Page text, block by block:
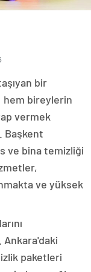
bir
hem bireylerin
vermek
Başkent
ve bina temizliği
ve yüksek
Ankara'daki
paketleri